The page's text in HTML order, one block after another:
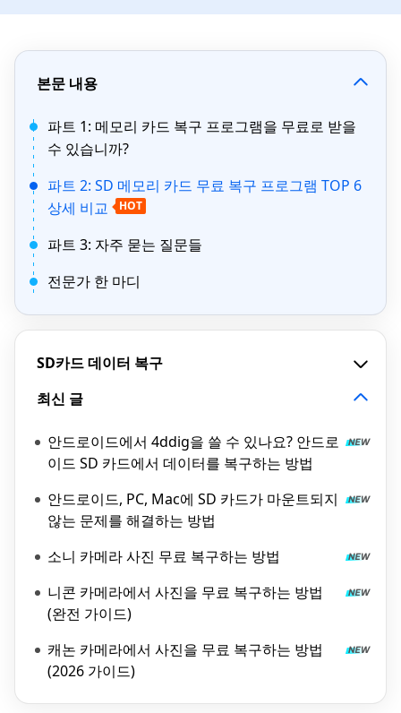
본문 내용
파트 1: 메모리 카드 복구 프로그램을 무료로 받을
수 있습니까?
파트 2: SD 메모리 카드 무료 복구 프로그램 TOP 6
상세 비교
HOT
파트 3: 자주 묻는 질문들
전문가 한 마디
SD카드 데이터 복구
최신 글
안드로이드에서 4ddig을 쓸 수 있나요? 안드로
이드 SD 카드에서 데이터를 복구하는 방법
안드로이드, PC, Mac에 SD 카드가 마운트되지
않는 문제를 해결하는 방법
소니 카메라 사진 무료 복구하는 방법
니콘 카메라에서 사진을 무료 복구하는 방법
(완전 가이드)
캐논 카메라에서 사진을 무료 복구하는 방법
(2026 가이드)